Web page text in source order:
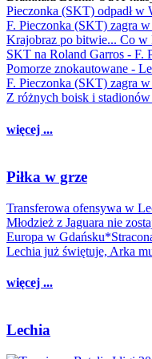
Pieczonka (SKT) odpadł w
F. Pieczonka (SKT) zagra
Krajobraz po bitwie... Co w
SKT na Roland Garros - F.
Pomorze znokautowane -
F. Pieczonka (SKT) zagra
Z różnych boisk i stadionów
więcej ...
Piłka w grze
Transferowa ofensywa w
Młodzież z Jaguara nie
Europa w
Lechia już świętuje, Arka
więcej ...
Lechia